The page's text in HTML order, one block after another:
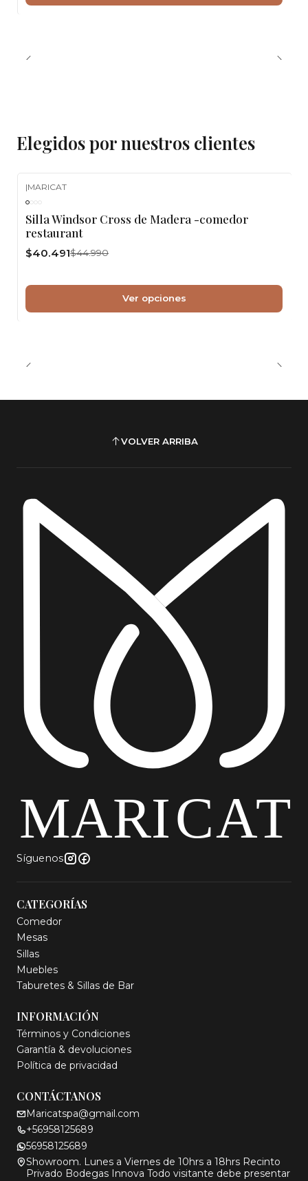
Elegidos por nuestros clientes
|MARICAT
Silla Windsor Cross de Madera -comedor
restaurant
$40.491$44.990
Ver opciones
VOLVER ARRIBA
Síguenos
CATEGORÍAS
Comedor
Mesas
Sillas
Muebles
Taburetes & Sillas de Bar
INFORMACIÓN
Términos y Condiciones
Garantía & devoluciones
Política de privacidad
CONTÁCTANOS
Maricatspa@gmail.com
+56958125689
56958125689
Showroom. Lunes a Viernes de 10hrs a 18hrs Recinto
Privado Bodegas Innova Todo visitante debe presentar